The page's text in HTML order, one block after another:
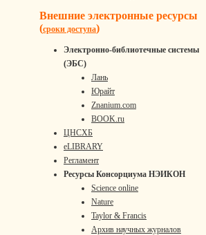
Внешние электронные ресурсы
(сроки доступа)
Электронно-библиотечные системы
(ЭБС)
Лань
Юрайт
Znanium.com
BOOK.ru
ЦНСХБ
eLIBRARY
Регламент
Ресурсы Консорциума НЭИКОН
Science online
Nature
Taylor & Francis
Архив научных журналов